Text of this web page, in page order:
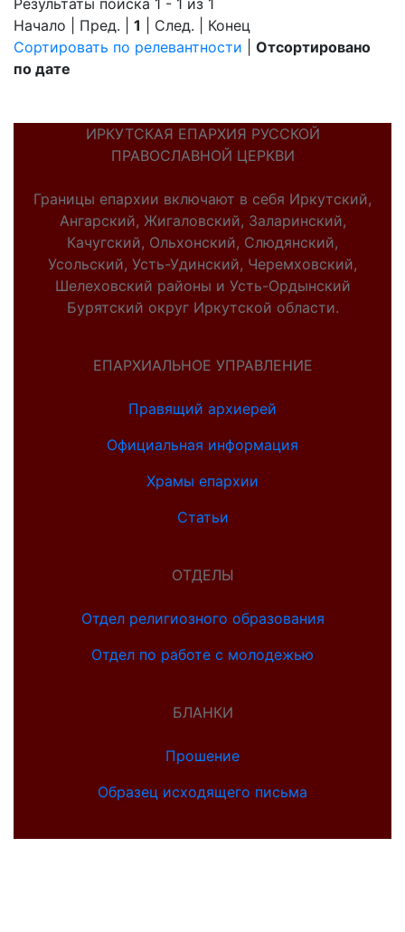
Результаты поиска 1 - 1 из 1
Начало | Пред. | 1 | След. | Конец
Сортировать по релевантности
Отсортировано
по дате
ИРКУТСКАЯ ЕПАРХИЯ РУССКОЙ
ПРАВОСЛАВНОЙ ЦЕРКВИ
Границы епархии включают в себя Иркутский,
Ангарский, Жигаловский, Заларинский,
Качугский, Ольхонский, Слюдянский,
Усольский, Усть-Удинский, Черемховский,
Шелеховский районы и Усть-Ордынский
Бурятский округ Иркутской области.
ЕПАРХИАЛЬНОЕ УПРАВЛЕНИЕ
Правящий архиерей
Официальная информация
Храмы епархии
Статьи
ОТДЕЛЫ
Отдел религиозного образования
Отдел по работе с молодежью
БЛАНКИ
Прошение
Образец исходящего письма